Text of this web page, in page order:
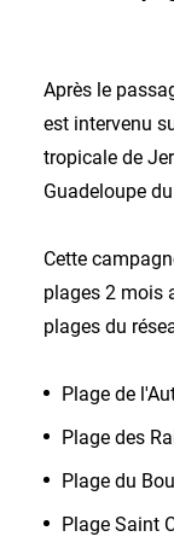
Après le
est intervenu
tropicale de
Guadeloupe
Cette
plages 2 mois
plages du
Plage de
Plage des
Plage du
Plage Saint